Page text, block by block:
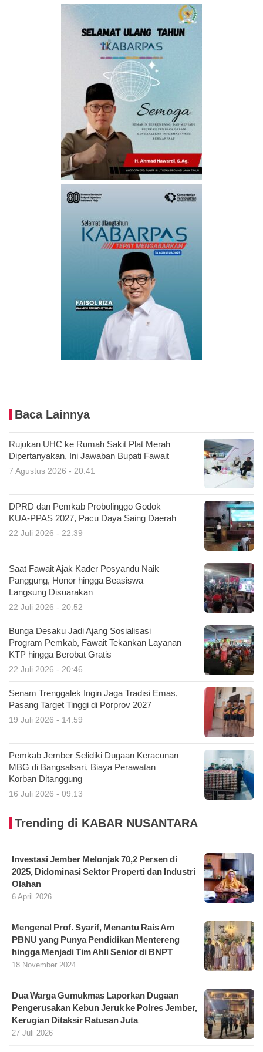
Baca Lainnya
Rujukan UHC ke Rumah Sakit Plat Merah
Dipertanyakan, Ini Jawaban Bupati Fawait
7 Agustus 2026 - 20:41
DPRD dan Pemkab Probolinggo Godok
KUA-PPAS 2027, Pacu Daya Saing Daerah
22 Juli 2026 - 22:39
Saat Fawait Ajak Kader Posyandu Naik
Panggung, Honor hingga Beasiswa
Langsung Disuarakan
22 Juli 2026 - 20:52
Bunga Desaku Jadi Ajang Sosialisasi
Program Pemkab, Fawait Tekankan Layanan
KTP hingga Berobat Gratis
22 Juli 2026 - 20:46
Senam Trenggalek Ingin Jaga Tradisi Emas,
Pasang Target Tinggi di Porprov 2027
19 Juli 2026 - 14:59
Pemkab Jember Selidiki Dugaan Keracunan
MBG di Bangsalsari, Biaya Perawatan
Korban Ditanggung
16 Juli 2026 - 09:13
Trending di KABAR NUSANTARA
Investasi Jember Melonjak 70,2 Persen di
2025, Didominasi Sektor Properti dan Industri
Olahan
6 April 2026
Mengenal Prof. Syarif, Menantu Rais Am
PBNU yang Punya Pendidikan Mentereng
hingga Menjadi Tim Ahli Senior di BNPT
18 November 2024
Dua Warga Gumukmas Laporkan Dugaan
Pengerusakan Kebun Jeruk ke Polres Jember,
Kerugian Ditaksir Ratusan Juta
27 Juli 2026